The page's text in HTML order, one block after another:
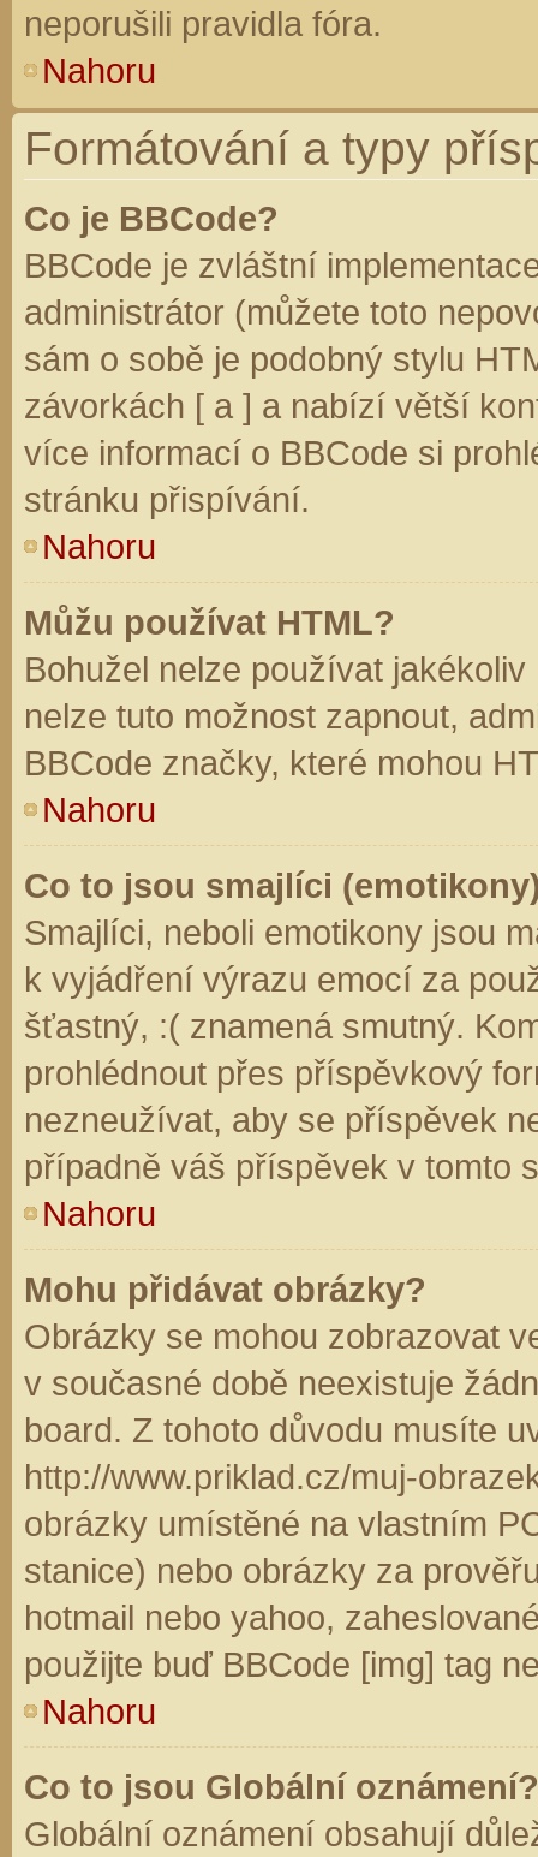
neporušili pravidla fóra.
Nahoru
Formátování a typy
Co je BBCode?
BBCode je zvláštní
administrátor (můžete toto
sám o sobě je podobný stylu
závorkách [ a ] a nabízí větší
více informací o BBCode si
stránku přispívání.
Nahoru
Můžu používat HTML?
Bohužel nelze používat
nelze tuto možnost zapnout,
BBCode značky, které mohou
Nahoru
Co to jsou smajlíci
Smajlíci, neboli emotikony jsou
k vyjádření výrazu emocí za
šťastný, :( znamená smutný.
prohlédnout přes příspěvkový
nezneužívat, aby se příspěvek
případně váš příspěvek v tomto
Nahoru
Mohu přidávat obrázky?
Obrázky se mohou zobrazovat
v současné době neexistuje
board. Z tohoto důvodu musíte
http://www.priklad.cz/muj-
obrázky umístěné na vlastním
stanice) nebo obrázky za
hotmail nebo yahoo,
použijte buď BBCode [img] tag
Nahoru
Co to jsou Globální oznámení?
Globální oznámení obsahují